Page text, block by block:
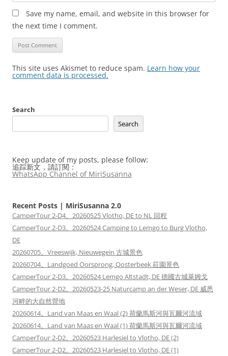
Save my name, email, and website in this browser for
the next time I comment.
This site uses Akismet to reduce spam. Learn how your
comment data is processed.
Search
Search
Keep update of my posts, please follow:
追踪新文，請訂閱：
WhatsApp Channel of MiriSusanna
Recent Posts | MiriSusanna 2.0
CamperTour 2-D4。20260525 Vlotho, DE to NL 回程
CamperTour 2-D3。20260524 Camping to Lemgo to Burg Vlotho,
DE
20260705。Vreeswijk, Nieuwegein 古城景色
20260704。Landgoed Oorsprong, Oosterbeek 莊園景色
CamperTour 2-D3。20260524 Lemgo Altstadt, DE 德國古城萊姆戈
CamperTour 2-D2。20260523-25 Naturcamp an der Weser, DE 威悉
河畔的大自然營地
20260614。Land van Maas en Waal (2) 荷蘭馬斯河與瓦爾河流域
20260614。Land van Maas en Waal (1) 荷蘭馬斯河與瓦爾河流域
CamperTour 2-D2。20260523 Harlesiel to Vlotho, DE (2)
CamperTour 2-D2。20260523 Harlesiel to Vlotho, DE (1)